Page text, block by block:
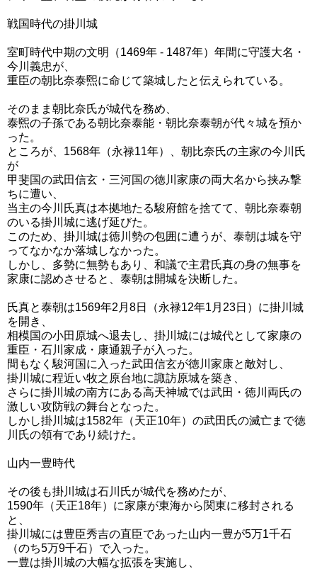
戦国時代の掛川城
室町時代中期の文明（1469年 - 1487年）年間に守護大名・
今川義忠が、
重臣の朝比奈泰煕に命じて築城したと伝えられている。
そのまま朝比奈氏が城代を務め、
泰煕の子孫である朝比奈泰能・朝比奈泰朝が代々城を預か
った。
ところが、1568年（永禄11年）、朝比奈氏の主家の今川氏
が
甲斐国の武田信玄・三河国の徳川家康の両大名から挟み撃
ちに遭い、
当主の今川氏真は本拠地たる駿府館を捨てて、朝比奈泰朝
のいる掛川城に逃げ延びた。
このため、掛川城は徳川勢の包囲に遭うが、泰朝は城を守
ってなかなか落城しなかった。
しかし、多勢に無勢もあり、和議で主君氏真の身の無事を
家康に認めさせると、泰朝は開城を決断した。
氏真と泰朝は1569年2月8日（永禄12年1月23日）に掛川城
を開き、
相模国の小田原城へ退去し、掛川城には城代として家康の
重臣・石川家成・康通親子が入った。
間もなく駿河国に入った武田信玄が徳川家康と敵対し、
掛川城に程近い牧之原台地に諏訪原城を築き、
さらに掛川城の南方にある高天神城では武田・徳川両氏の
激しい攻防戦の舞台となった。
しかし掛川城は1582年（天正10年）の武田氏の滅亡まで徳
川氏の領有であり続けた。
山内一豊時代
その後も掛川城は石川氏が城代を務めたが、
1590年（天正18年）に家康が東海から関東に移封される
と、
掛川城には豊臣秀吉の直臣であった山内一豊が5万1千石
（のち5万9千石）で入った。
一豊は掛川城の大幅な拡張を実施し、